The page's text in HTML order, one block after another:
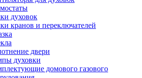
духовок
кранов и переключателей
двери
духовки
домового газового